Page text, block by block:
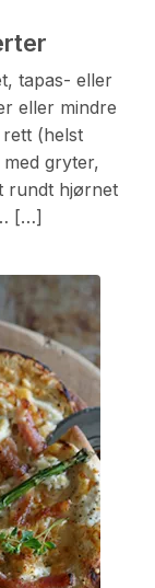
tapas- eller
eller mindre
(helst
gryter,
rundt hjørnet
[…]